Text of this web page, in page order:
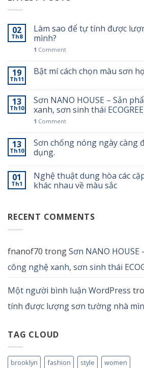
02
Th8
Làm sao để tự tính được
mình?
1 Comment
19
Th11
Bật mí cách chọn màu sơn
13
Th10
Sơn NANO HOUSE – Sản
xanh, sơn sinh thái
1 Comment
13
Th10
Sơn chống nóng ngày càng
dụng.
01
Th1
Nghệ thuật dung hòa các
khác nhau về màu sắc
RECENT COMMENTS
fnanof70 trongSơn NANO HOUSE
công nghệ xanh, sơn sinh thái
Một người bình luận WordPress
tính được lượng sơn tường nhà
TAG CLOUD
brooklyn fashion style women